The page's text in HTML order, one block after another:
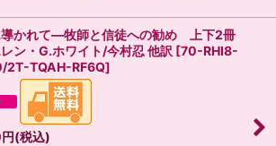
導かれて―牧師と信徒への勧め 上下2冊
ン・G.ホワイト/今村忍 他訳 [70-RHI8-
2T-TQAH-RF6Q]
円(税込)